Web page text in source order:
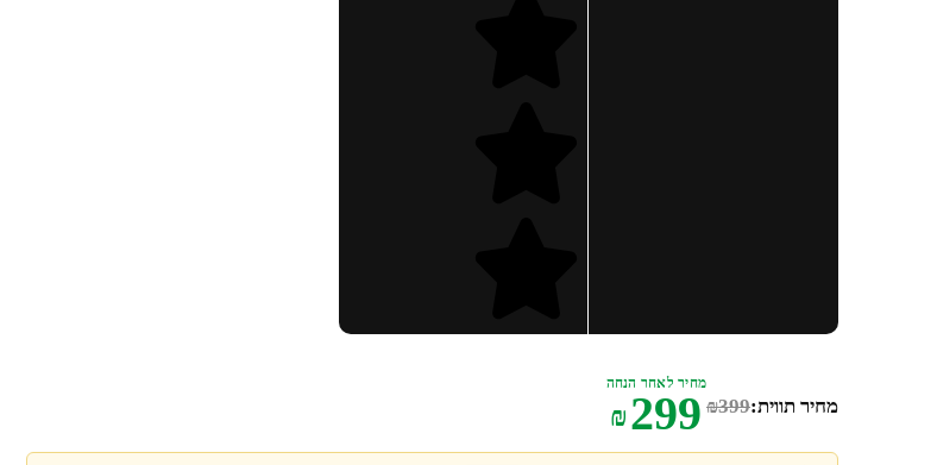
מחיר תווית: ₪399
מחיר לאחר הנחה
₪299